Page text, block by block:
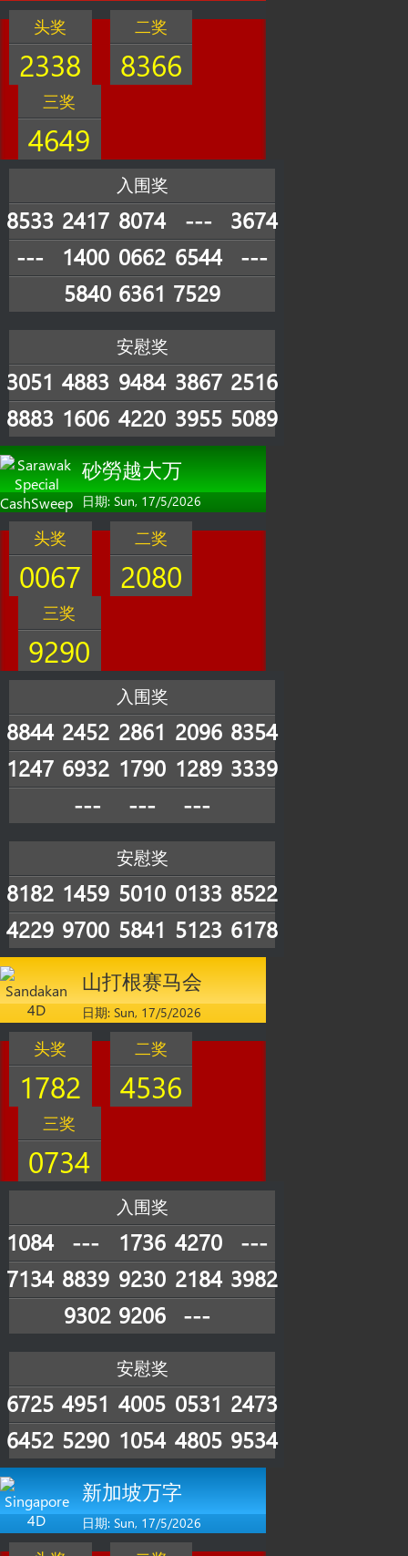
头奖
2338
二奖
8366
三奖
4649
入围奖
8533 2417 8074 ---
3674
---
1400 0662 6544
---
5840 6361 7529
安慰奖
3051 4883 9484 3867 2516
8883 1606 4220 3955 5089
砂勞越大万
日期: Sun, 17/5/2026
头奖
0067
二奖
2080
三奖
9290
入围奖
8844 2452 2861 2096 8354
1247 6932 1790 1289 3339
---
--- ---
安慰奖
8182 1459 5010 0133 8522
4229 9700 5841 5123 6178
山打根赛马会
日期: Sun, 17/5/2026
头奖
1782
二奖
4536
三奖
0734
入围奖
1084 --- 1736 4270
---
7134 8839 9230 2184 3982
9302 9206 ---
安慰奖
6725 4951 4005 0531 2473
6452 5290 1054 4805 9534
新加坡万字
日期: Sun, 17/5/2026